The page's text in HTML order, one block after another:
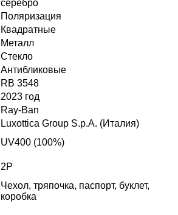
серебро
Поляризация
Квадратные
Металл
Стекло
Антибликовые
RB 3548
2023 год
Ray-Ban
Luxottica Group S.p.A. (Италия)
UV400 (100%)
2P
Чехол, тряпочка, паспорт, буклет,
коробка